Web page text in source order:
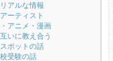
アルな情報
ーティスト
アニメ・漫画
いに教え合う
ポットの話
受験の話